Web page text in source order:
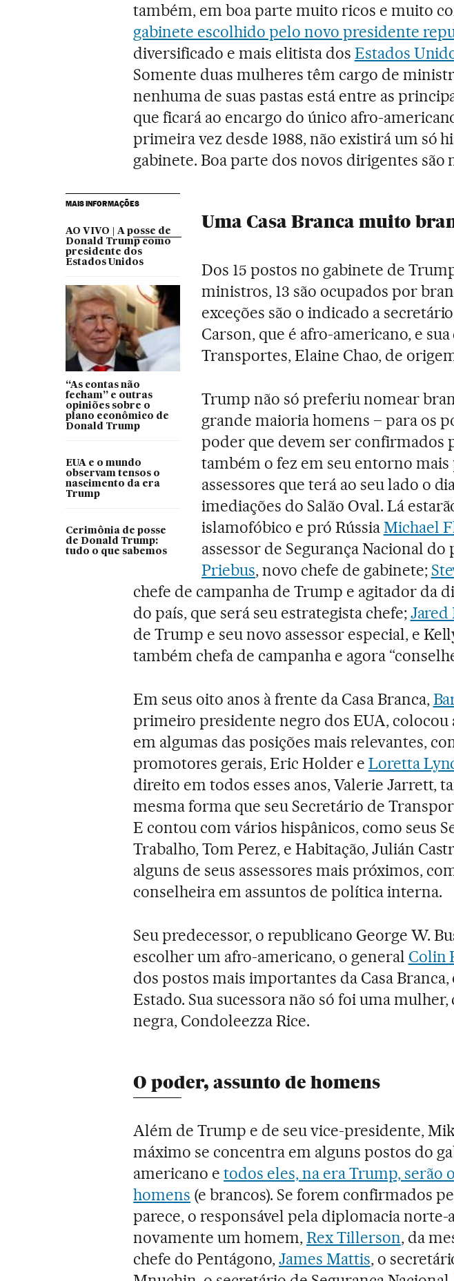
também, em boa parte muito ricos e muito
gabinete escolhido pelo novo presidente
diversificado e mais elitista dos Estados
Somente duas mulheres têm cargo de
nenhuma de suas pastas está entre as
que ficará ao encargo do único afro-
primeira vez desde 1988, não existirá um só
gabinete. Boa parte dos novos dirigentes
MAIS INFORMAÇÕES
AO VIVO | A posse de
Donald Trump como
presidente dos
Estados Unidos
“As contas não
fecham” e outras
opiniões sobre o
plano econômico de
Donald Trump
EUA e o mundo
observam tensos o
nascimento da era
Trump
Cerimônia de posse
de Donald Trump:
tudo o que sabemos
Uma Casa Branca muito
Dos 15 postos no gabinete de
ministros, 13 são ocupados por
exceções são o indicado a
Carson, que é afro-americano, e sua
Transportes, Elaine Chao, de
Trump não só preferiu nomear
grande maioria homens – para os
poder que devem ser confirmados
também o fez em seu entorno mais
assessores que terá ao seu lado o
imediações do Salão Oval. Lá
islamofóbico e pró RússiaMichael
assessor de Segurança Nacional
Priebus, novo chefe de gabinete;
chefe de campanha de Trump e agitador da
do país, que será seu estrategista chefe;Jared
de Trump e seu novo assessor especial, e
também chefa de campanha e agora
Em seus oito anos à frente da Casa Branca,
primeiro presidente negro dos EUA, colocou
em algumas das posições mais relevantes,
promotores gerais, Eric Holder e Loretta
direito em todos esses anos, Valerie Jarrett,
mesma forma que seu Secretário de
E contou com vários hispânicos, como seus
Trabalho, Tom Perez, e Habitação, Julián
alguns de seus assessores mais próximos,
conselheira em assuntos de política interna.
Seu predecessor, o republicano George W.
escolher um afro-americano, o general Colin
dos postos mais importantes da Casa
Estado. Sua sucessora não só foi uma
negra, Condoleezza Rice.
O poder, assunto de homens
Além de Trump e de seu vice-presidente,
máximo se concentra em alguns postos do
americano etodos eles, na era Trump, serão
homens (e brancos). Se forem confirmados
parece, o responsável pela diplomacia norte-
novamente um homem,Rex Tillerson, da
chefe do Pentágono,James Mattis, o